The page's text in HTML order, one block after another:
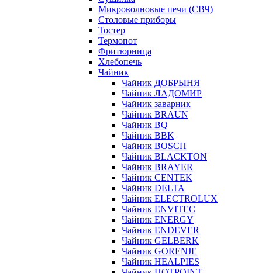
Микроволновые печи (СВЧ)
Столовые приборы
Тостер
Термопот
Фритюрница
Хлебопечь
Чайник
Чайник ДОБРЫНЯ
Чайник ЛАДОМИР
Чайник заварник
Чайник BRAUN
Чайник BQ
Чайник BBK
Чайник BOSCH
Чайник BLACKTON
Чайник BRAYER
Чайник CENTEK
Чайник DELTA
Чайник ELECTROLUX
Чайник ENVITEC
Чайник ENERGY
Чайник ENDEVER
Чайник GELBERK
Чайник GORENJE
Чайник HEALPIES